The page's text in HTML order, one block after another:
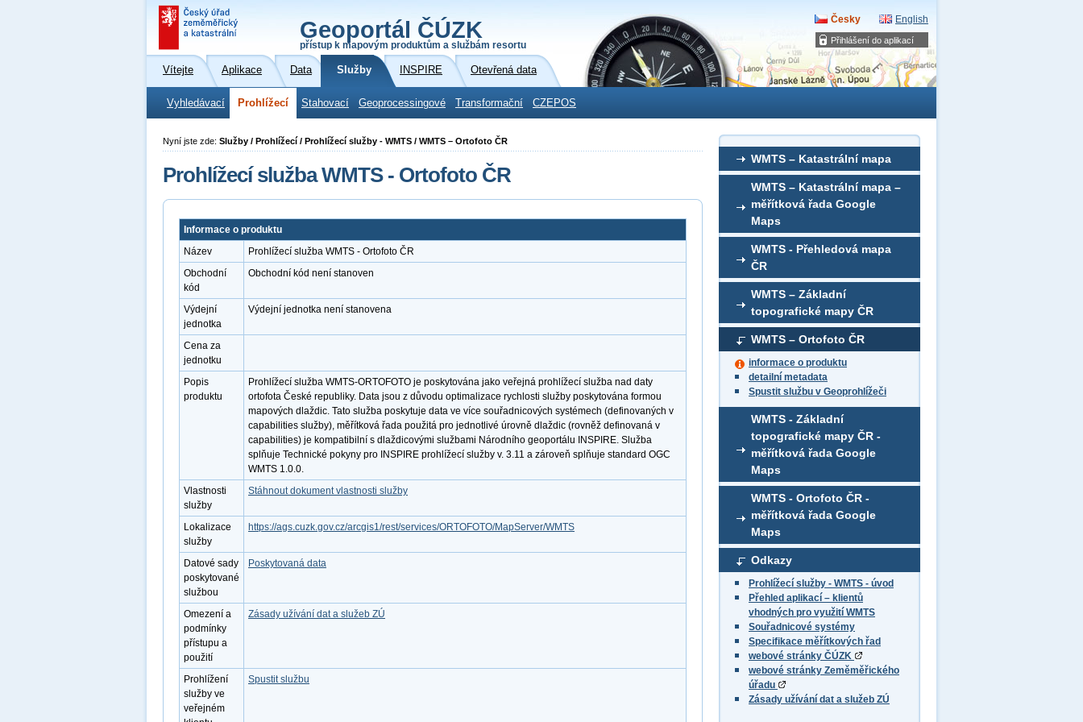
Přihlášení do aplikací
Geoportál ČÚZK
přístup k mapovým produktům a službám resortu
Česky English
Vítejte Aplikace Data Služby INSPIRE Otevřená data
Vyhledávací Prohlížecí Stahovací Geoprocessingové Transformační CZEPOS
WMTS – Katastrální mapa
WMTS – Katastrální mapa –
měřítková řada Google
Maps
WMTS - Přehledová mapa
ČR
WMTS – Základní
topografické mapy ČR
WMTS – Ortofoto ČR
informace o produktu
detailní metadata
Spustit službu v Geoprohlížeči
WMTS - Základní
topografické mapy ČR -
měřítková řada Google
Maps
WMTS - Ortofoto ČR -
měřítková řada Google
Maps
Odkazy
Prohlížecí služby - WMTS - úvod
Přehled aplikací – klientů
vhodných pro využití WMTS
Souřadnicové systémy
Specifikace měřítkových řad
webové stránky ČÚZK
webové stránky Zeměměřického
úřadu
Zásady užívání dat a služeb ZÚ
Nyní jste zde: Služby / Prohlížecí / Prohlížecí služby - WMTS / WMTS – Ortofoto ČR
Prohlížecí služba WMTS - Ortofoto ČR
Informace o produktu
Název
Prohlížecí služba WMTS - Ortofoto ČR
Obchodní
kód
Obchodní kód není stanoven
Výdejní
jednotka
Výdejní jednotka není stanovena
Cena za
jednotku
Popis
produktu
Prohlížecí služba WMTS-ORTOFOTO je poskytována jako veřejná prohlížecí služba nad daty
ortofota České republiky. Data jsou z důvodu optimalizace rychlosti služby poskytována formou
mapových dlaždic. Tato služba poskytuje data ve více souřadnicových systémech (definovaných v
capabilities služby), měřítková řada použitá pro jednotlivé úrovně dlaždic (rovněž definovaná v
capabilities) je kompatibilní s dlaždicovými službami Národního geoportálu INSPIRE. Služba
splňuje Technické pokyny pro INSPIRE prohlížecí služby v. 3.11 a zároveň splňuje standard OGC
WMTS 1.0.0.
Vlastnosti
služby
Stáhnout dokument vlastnosti služby
Lokalizace
služby
https://ags.cuzk.gov.cz/arcgis1/rest/services/ORTOFOTO/MapServer/WMTS
Datové sady
poskytované
službou
Poskytovaná data
Omezení a
podmínky
přístupu a
použití
Zásady užívání dat a služeb ZÚ
Prohlížení
služby ve
veřejném
Spustit službu